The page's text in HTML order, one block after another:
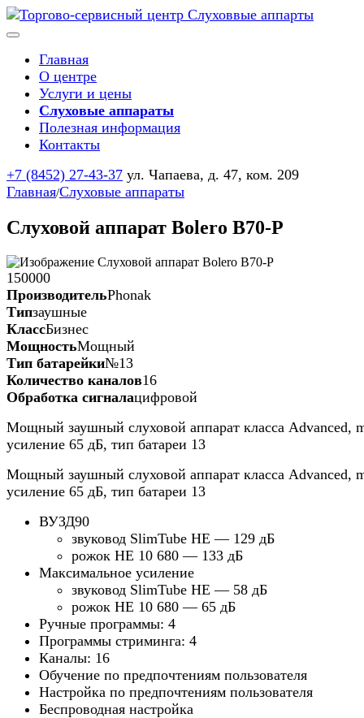
Главная
О центре
Услуги и цены
Слуховые аппараты
Полезная информация
Контакты
+7 (8452) 27-43-37 ул. Чапаева, д. 47, ком. 209
Главная/Слуховые аппараты
Слуховой аппарат Bolero B70-P
150000
ПроизводительPhonak
Типзаушные
КлассБизнес
МощностьМощный
Тип батарейки№13
Количество каналов16
Обработка сигналацифровой
Мощный заушный слуховой аппарат класса Advanced,
усиление 65 дБ, тип батареи 13
Мощный заушный слуховой аппарат класса Advanced,
усиление 65 дБ, тип батареи 13
ВУЗД90
звуковод SlimTube HE — 129 дБ
рожок HE 10 680 — 133 дБ
Максимальное усиление
звуковод SlimTube HE — 58 дБ
рожок HE 10 680 — 65 дБ
Ручные программы: 4
Программы стриминга: 4
Каналы: 16
Обучение по предпочтениям пользователя
Настройка по предпочтениям пользователя
Беспроводная настройка